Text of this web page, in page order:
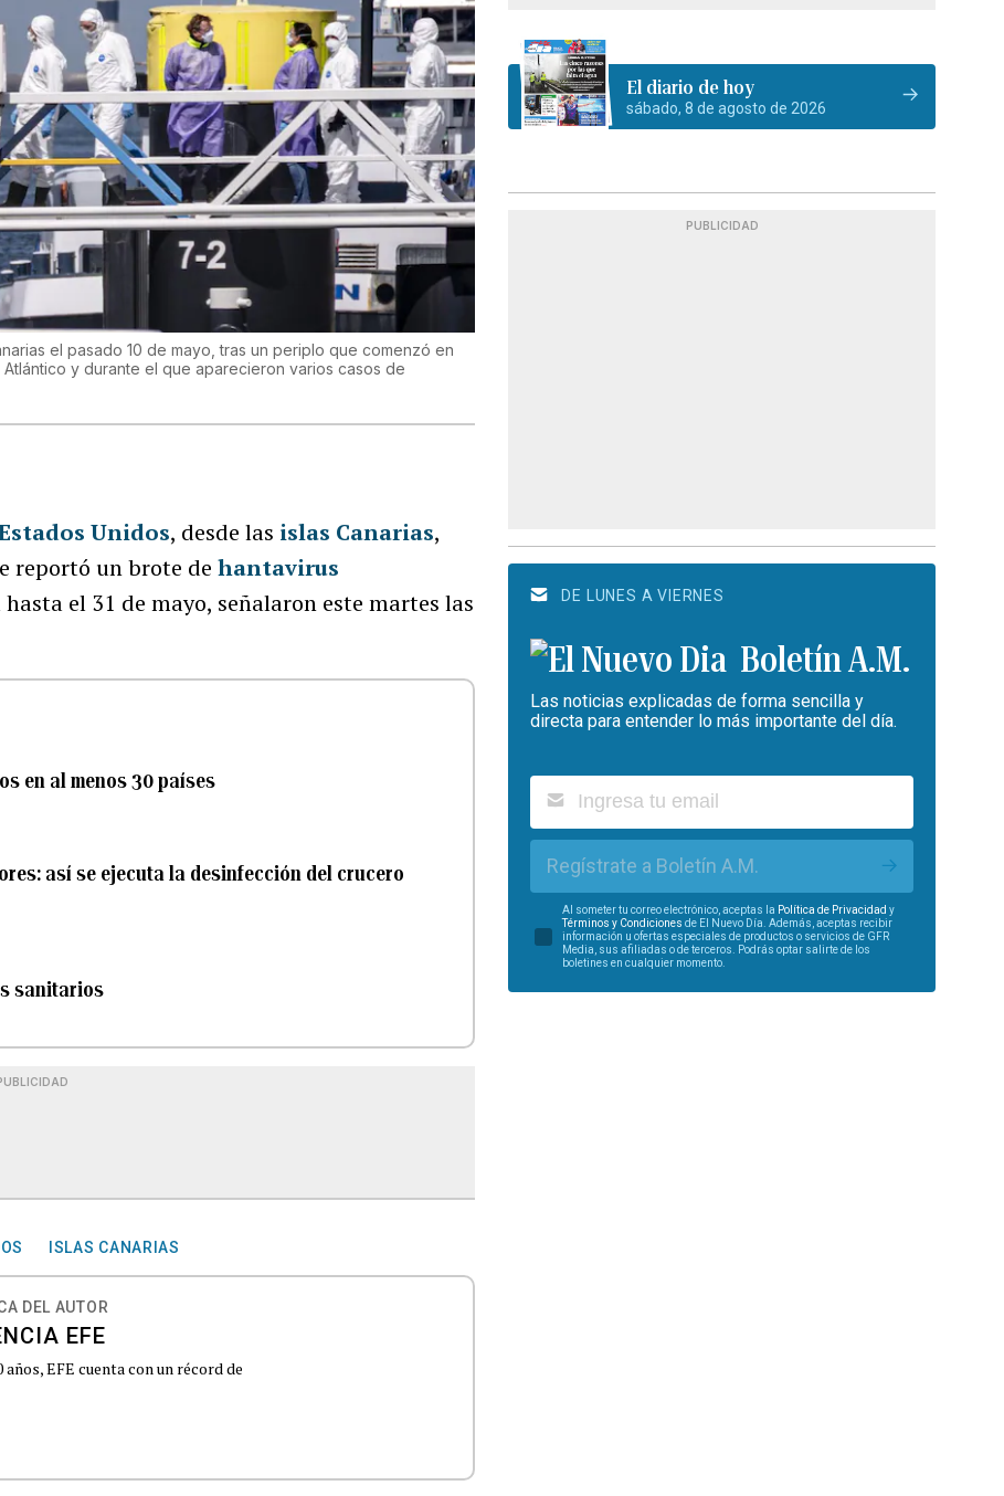
el pasado 10 de mayo, tras un periplo que comenzó en
y durante el que aparecieron varios casos de
Unidos, desde las islas Canarias,
reportó un brote dehantavirus
el 31 de mayo, señalaron este martes las
en al menos 30 países
así se ejecuta la desinfección del crucero
sanitarios
ISLAS CANARIAS
DEL AUTOR
EFE
EFE cuenta con un récord de
El diario de hoy
sábado, 8 de agosto de 2026
PUBLICIDAD
DE LUNES A VIERNES
Boletín A.M.
Las noticias explicadas de forma sencilla y
directa para entender lo más importante del día.
Regístrate a Boletín A.M.
Al someter tu correo electrónico, aceptas la Política de Privacidad y
Términos y Condiciones de El Nuevo Día. Además, aceptas recibir
información u ofertas especiales de productos o servicios de GFR
Media, sus afiliadas o de terceros. Podrás optar salirte de los
boletines en cualquier momento.